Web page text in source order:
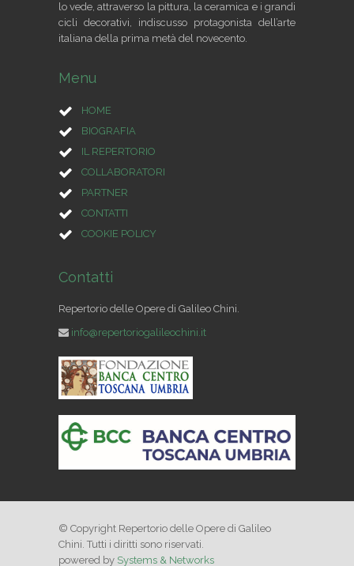
lo vede, attraverso la pittura, la ceramica e i grandi
cicli decorativi, indiscusso protagonista dell’arte
italiana della prima metà del novecento.
Menu
HOME
BIOGRAFIA
IL REPERTORIO
COLLABORATORI
PARTNER
CONTATTI
COOKIE POLICY
Contatti
Repertorio delle Opere di Galileo Chini.
info@repertoriogalileochini.it
© Copyright Repertorio delle Opere di Galileo
Chini. Tutti i diritti sono riservati.
powered by Systems & Networks